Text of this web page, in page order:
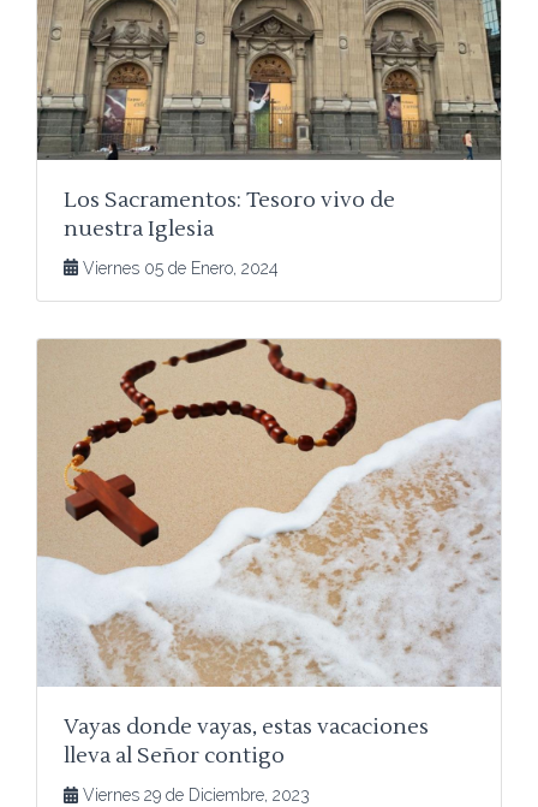
Los Sacramentos: Tesoro vivo de
nuestra Iglesia
Viernes 05 de Enero, 2024
Vayas donde vayas, estas vacaciones
lleva al Señor contigo
Viernes 29 de Diciembre, 2023